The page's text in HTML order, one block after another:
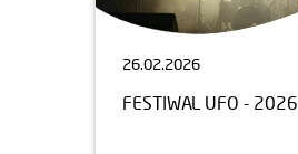
26.02.2026
FESTIWAL UFO - 2026